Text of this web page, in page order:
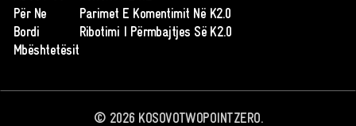
Për Ne
Bordi
Mbështetësit
Parimet E Komentimit Në K2.0
Ribotimi I Përmbajtjes Së K2.0
© 2026KOSOVOTWOPOINTZERO.